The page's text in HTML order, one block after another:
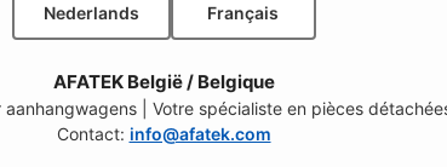
Nederlands Français
AFATEK België / Belgique
| Votre spécialiste en pièces
Contact: info@afatek.com